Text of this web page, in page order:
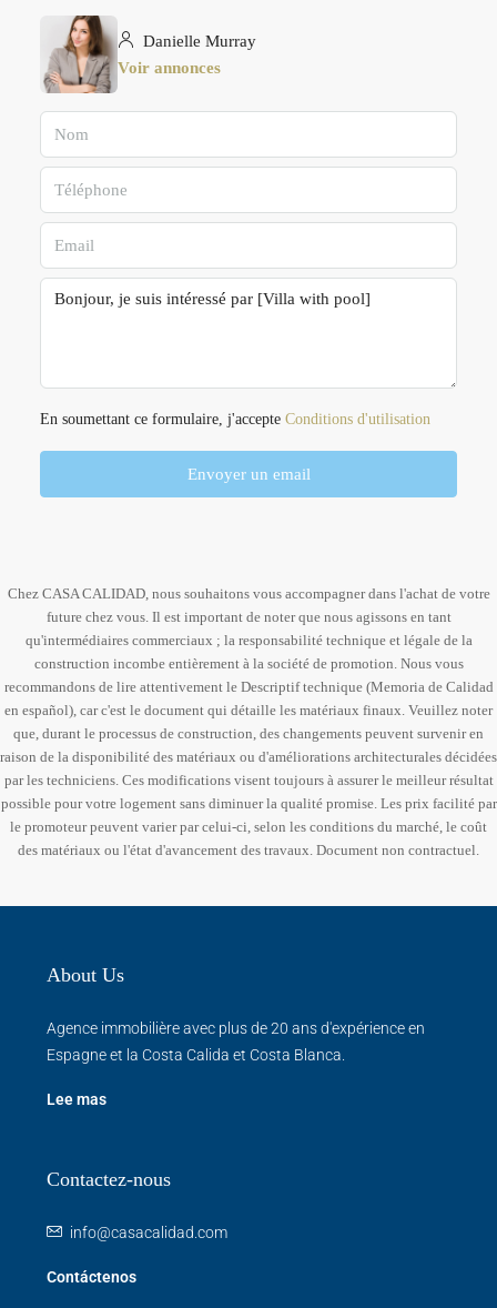
Danielle Murray
Voir annonces
En soumettant ce formulaire, j'accepte Conditions d'utilisation
Envoyer un email
Chez CASA CALIDAD, nous souhaitons vous accompagner dans l'achat de votre
future chez vous. Il est important de noter que nous agissons en tant
qu'intermédiaires commerciaux ; la responsabilité technique et légale de la
construction incombe entièrement à la société de promotion. Nous vous
recommandons de lire attentivement le Descriptif technique (Memoria de Calidad
en español), car c'est le document qui détaille les matériaux finaux. Veuillez noter
que, durant le processus de construction, des changements peuvent survenir en
raison de la disponibilité des matériaux ou d'améliorations architecturales décidées
par les techniciens. Ces modifications visent toujours à assurer le meilleur résultat
possible pour votre logement sans diminuer la qualité promise. Les prix facilité par
le promoteur peuvent varier par celui-ci, selon les conditions du marché, le coût
des matériaux ou l'état d'avancement des travaux. Document non contractuel.
About Us
Agence immobilière avec plus de 20 ans d'expérience en
Espagne et la Costa Calida et Costa Blanca.
Lee mas
Contactez-nous
info@casacalidad.com
Contáctenos